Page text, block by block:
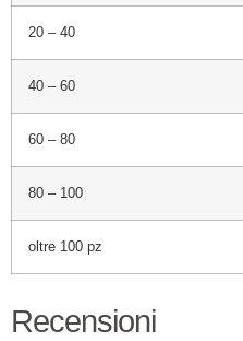
20 – 40
40 – 60
60 – 80
80 – 100
oltre 100 pz
Recensioni